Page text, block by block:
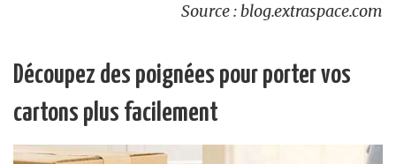
Source : blog.extraspace.com
Découpez des poignées pour porter vos
cartons plus facilement